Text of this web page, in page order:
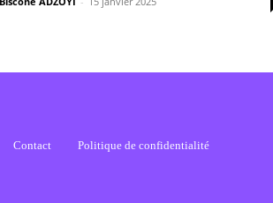
Contact Politique de confidentialité